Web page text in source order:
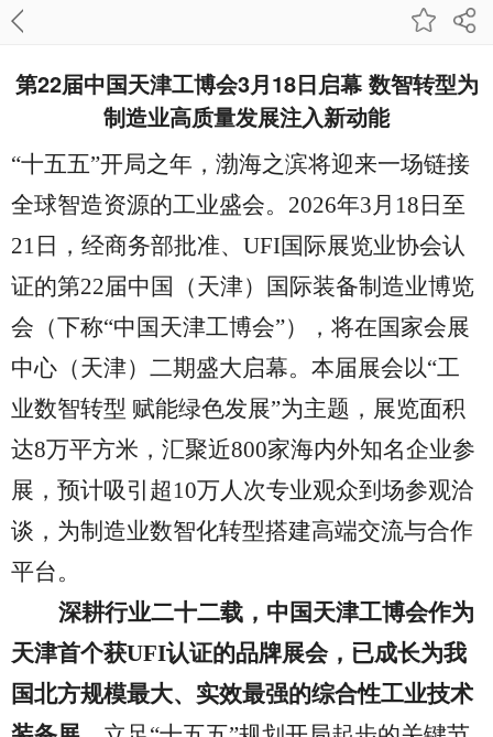
第22届中国天津工博会3月18日启幕 数智转型为
制造业高质量发展注入新动能
“十五五”开局之年，渤海之滨将迎来一场链接
全球智造资源的工业盛会。2026年3月18日至
21日，经商务部批准、UFI国际展览业协会认
证的第22届中国（天津）国际装备制造业博览
会（下称“中国天津工博会”），将在国家会展
中心（天津）二期盛大启幕。本届展会以“工
业数智转型 赋能绿色发展”为主题，展览面积
达8万平方米，汇聚近800家海内外知名企业参
展，预计吸引超10万人次专业观众到场参观洽
谈，为制造业数智化转型搭建高端交流与合作
平台。
深耕行业二十二载，中国天津工博会作为
天津首个获UFI认证的品牌展会，已成长为我
国北方规模最大、实效最强的综合性工业技术